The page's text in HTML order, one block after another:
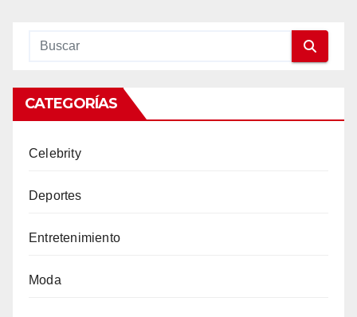
CATEGORÍAS
Celebrity
Deportes
Entretenimiento
Moda